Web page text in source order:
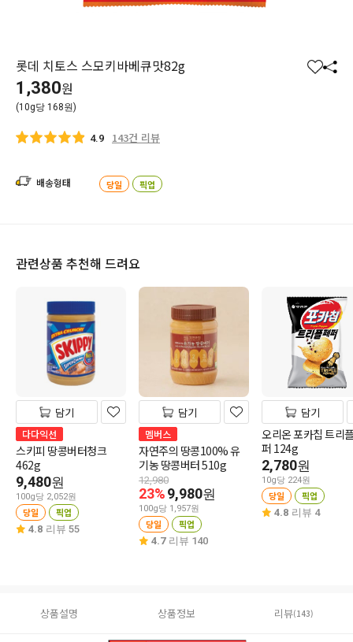
롯데 치토스 스모키바베큐맛82g
찜 공
1,380원
(10g당 168원)
4.9 143건 리뷰
배송형태 당일 픽업
관련상품 추천해 드려요
담기
다다익선
스키피 땅콩버터청크
462g
9,480원
100g당 2,052원
당일 픽업
4.8 리뷰 55
담기
멤버스
자연주의 땅콩100% 유
기농 땅콩버터 510g
12,980
23%9,980원
100g당 1,957원
당일 픽업
4.7 리뷰 140
담기
오리온 포카칩 트리
퍼 124g
2,780원
10g당 224원
당일 픽업
4.8 리뷰 4
상품설명 상품정보 리뷰(143)